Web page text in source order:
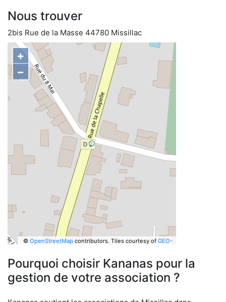
Nous trouver
2bis Rue de la Masse 44780 Missillac
+
−
© OpenStreetMapcontributors. Tiles courtesy of GEO-
Pourquoi choisir Kananas pour la
gestion de votre association ?